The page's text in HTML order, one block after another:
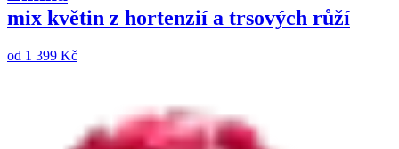
mix květin z hortenzií a trsových růží
od 1 399 Kč